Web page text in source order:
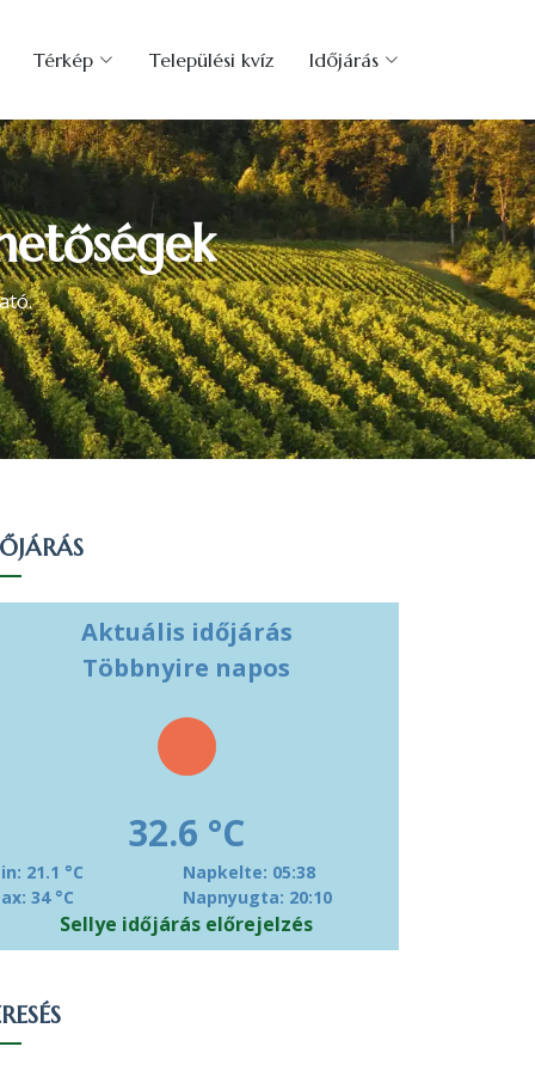
Térkép Települési kvíz Időjárás
Aktuális időjárás
Többnyire napos
32.6 °C
21.1 °C
34 °C
Napkelte: 05:38
Napnyugta: 20:10
Sellye időjárás előrejelzés